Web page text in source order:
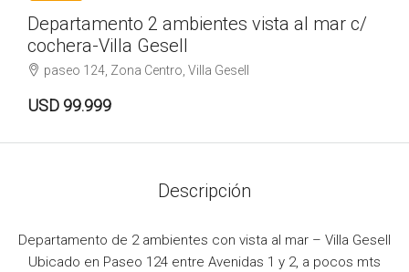
Departamento 2 ambientes vista al mar c/
cochera-Villa Gesell
paseo 124, Zona Centro, Villa Gesell
USD 99.999
Descripción
Departamento de 2 ambientes con vista al mar – Villa Gesell
Ubicado en Paseo 124 entre Avenidas 1 y 2, a pocos mts